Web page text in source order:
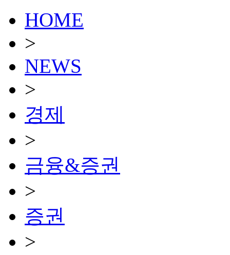
HOME
>
NEWS
>
경제
>
금융&증권
>
증권
>